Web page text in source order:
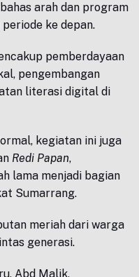
arah dan program
ke depan.
pemberdayaan
pengembangan
literasi digital di
kegiatan ini juga
Redi Papan,
lama menjadi bagian
Sumarrang.
meriah dari warga
generasi.
Abd Malik,